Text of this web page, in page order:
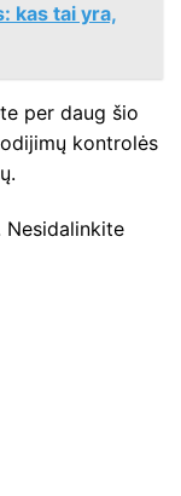
kas tai yra,
per daug šio
kontrolės
Nesidalinkite